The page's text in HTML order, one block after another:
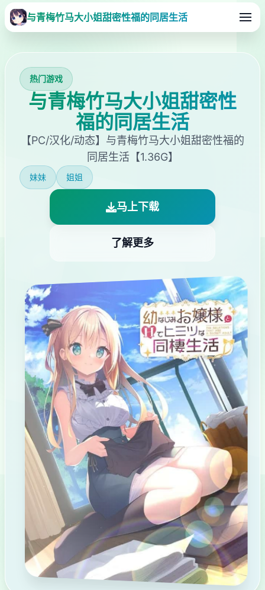
与青梅竹马大小姐甜密性福的同居生活
热门游戏
与青梅竹马大小姐甜密性
福的同居生活
【PC/汉化/动态】与青梅竹马大小姐甜密性福的
同居生活【1.36G】
妹妹 姐姐
马上下载
了解更多